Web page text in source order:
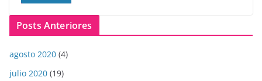
Posts Anteriores
agosto 2020 (4)
julio 2020 (19)